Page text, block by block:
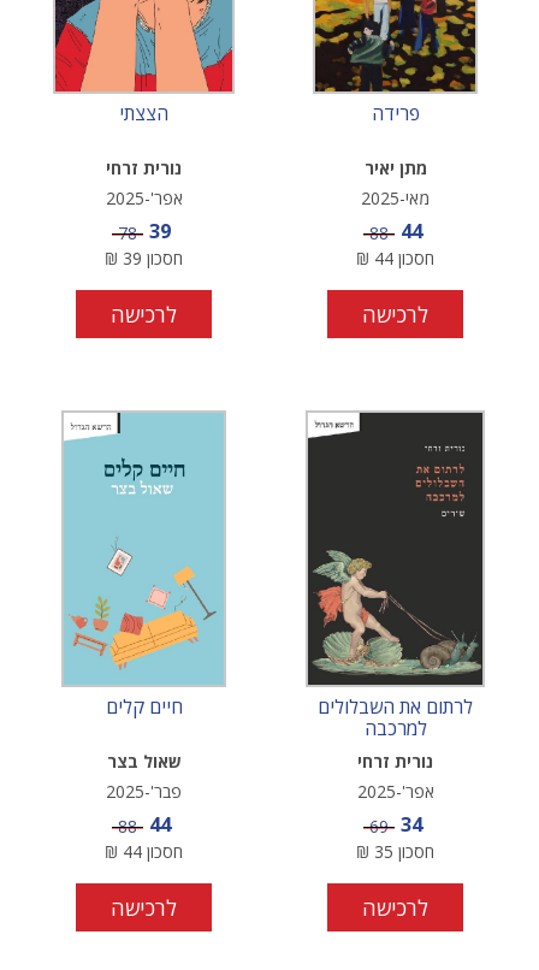
פרידה
מתן יאיר
מאי-2025
מחיר מבצע
44 מחיר
88
חסכון 44
₪
לרכישה
הצצתי
נורית זרחי
אפר'-2025
מחיר מבצע
39 מחיר
78
חסכון 39
₪
לרכישה
לרתום את השבלולים
למרכבה
נורית זרחי
אפר'-2025
מחיר מבצע
34 מחיר
69
חסכון 35
₪
לרכישה
חיים קלים
שאול בצר
פבר'-2025
מחיר מבצע
44 מחיר
88
חסכון 44
₪
לרכישה